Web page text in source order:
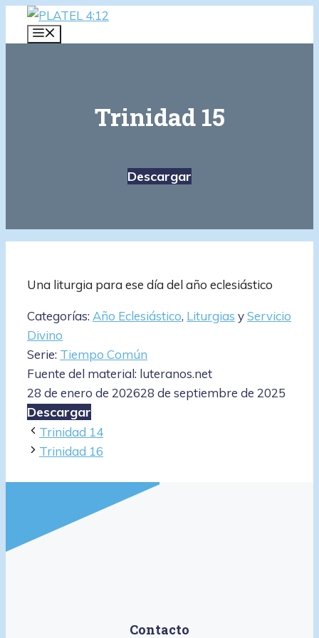
Saltar
Trinidad 15
Descargar
Una liturgia para ese día del año eclesiástico
Categorías: Año Eclesiástico, Liturgias yServicio
Divino
Serie: Tiempo Común
Fuente del material: luteranos.net
28 de enero de 202628 de septiembre de 2025
Descargar
Trinidad 14
Trinidad 16
Contacto